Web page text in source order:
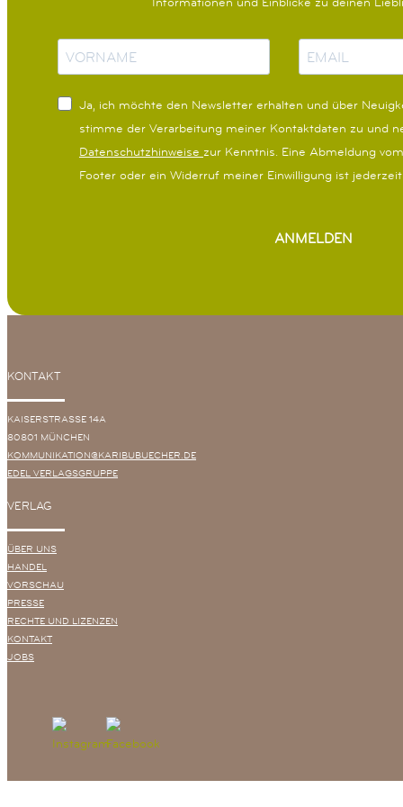
N
e
E
a
i
l
Ja, ich möchte den Newsletter erhalten und über
stimme der Verarbeitung meiner Kontaktdaten zu und
Datenschutzhinweise zur Kenntnis. Eine Abmeldung
Footer oder ein Widerruf meiner Einwilligung ist
ANMELDEN
KONTAKT
KAISERSTRASSE 14A
80801 MÜNCHEN
KOMMUNIKATION@KARIBUBUECHER.DE
EDEL VERLAGSGRUPPE
VERLAG
ÜBER UNS
HANDEL
VORSCHAU
PRESSE
RECHTE UND LIZENZEN
KONTAKT
JOBS